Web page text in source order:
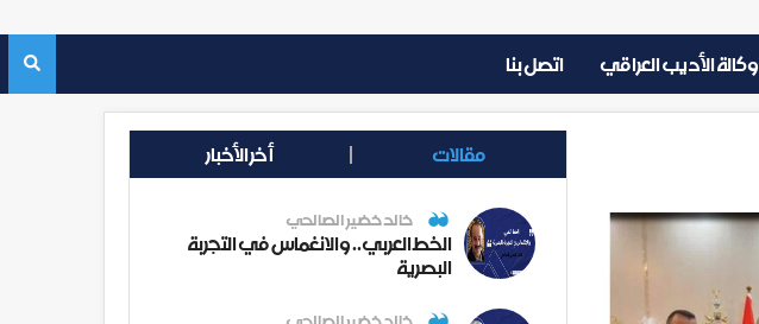
وكالة الأديب العراقي اتصل بنا
مقالات أخر الأخبار
خالد خضير الصالحي
الخط العربي.. والانغماس في التجربة
البصرية